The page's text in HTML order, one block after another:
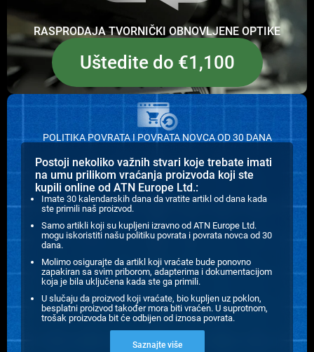
RASPRODAJA TVORNIČKI OBNOVLJENE OPTIKE
Uštedite do €1,100
POLITIKA POVRATA I POVRATA NOVCA OD 30 DANA
Postoji nekoliko važnih stvari koje trebate imati
na umu prilikom vraćanja proizvoda koji ste
kupili online od ATN Europe Ltd.:
Imate 30 kalendarskih dana da vratite artikl od dana kada
ste primili naš proizvod.
Samo artikli koji su kupljeni izravno od ATN Europe Ltd.
mogu iskoristiti našu politiku povrata i povrata novca od 30
dana.
Molimo osigurajte da artikl koji vraćate bude ponovno
zapakiran sa svim priborom, adapterima i dokumentacijom
koja je bila uključena kada ste ga primili.
U slučaju da proizvod koji vraćate, bio kupljen uz poklon,
besplatni proizvod također mora biti vraćen. U suprotnom,
trošak proizvoda bit će odbijen od iznosa povrata.
Saznajte više